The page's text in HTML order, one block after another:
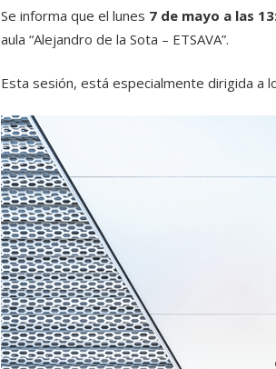
Se informa que el lunes 7 de mayo a las
aula “Alejandro de la Sota – ETSAVA”.
Esta sesión, está especialmente dirigida a